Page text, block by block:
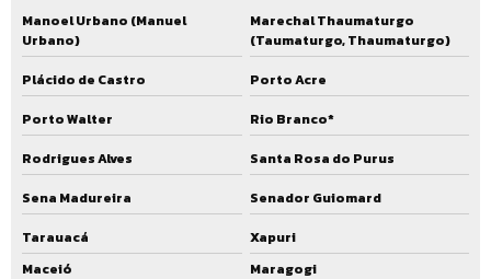
Manoel Urbano (Manuel
Urbano)
Marechal Thaumaturgo
(Taumaturgo, Thaumaturgo)
Plácido de Castro
Porto Acre
Porto Walter
Rio Branco*
Rodrigues Alves
Santa Rosa do Purus
Sena Madureira
Senador Guiomard
Tarauacá
Xapuri
Maceió
Maragogi